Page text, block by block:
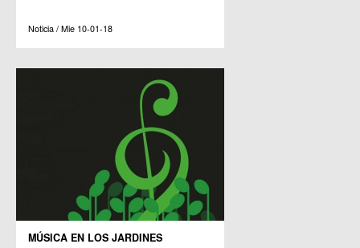
Noticia / Mie 10-01-18
MÚSICA EN LOS JARDINES